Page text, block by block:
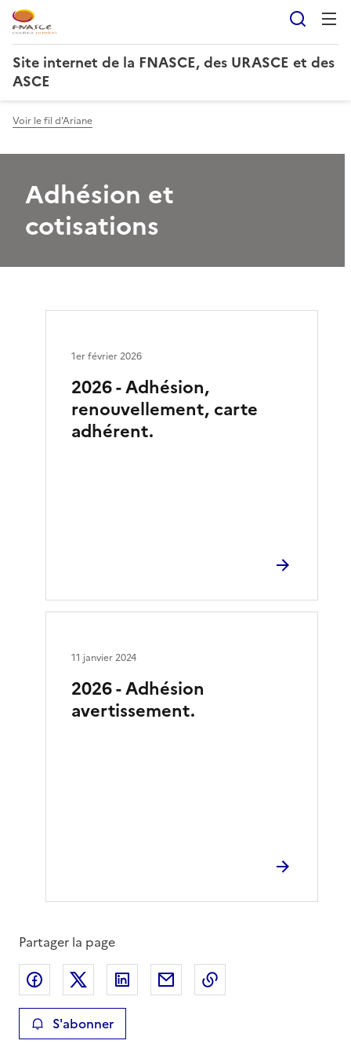
Site internet de la FNASCE, des URASCE et des
ASCE
Voir le fil d'Ariane
Adhésion et
cotisations
2026 - Adhésion,
renouvellement, carte
adhérent.
1er février 2026
2026 - Adhésion
avertissement.
11 janvier 2024
Partager la page
Partager sur Facebook
Partager sur XPartager sur LinkedIn
Partager par email
S'abonner